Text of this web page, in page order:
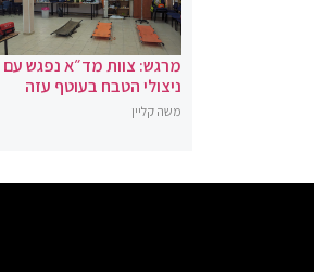
מרגש: צוות מד״א נפגש עם
ניצולי הטבח בעוטף עזה
משה קליין